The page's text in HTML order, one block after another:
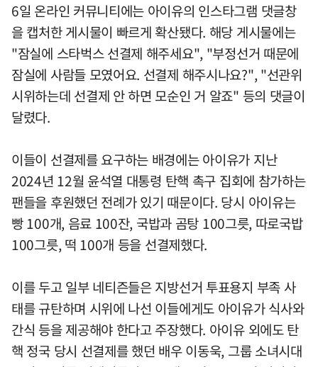
6일 온라인 커뮤니티에는 아이유의 인스타그램 댓글창
을 캡처한 게시물이 빠르게 확산됐다. 해당 게시물에는
"잠실에 스타벅스 선결제 해주세요", "부정선거 때문에
잠실에 사람들 모였어요. 선결제 해주시나요?", "선관위
시위하는데 선결제 안 하면 모순인 거 알죠" 등의 댓글이
달렸다.
이들이 선결제를 요구하는 배경에는 아이유가 지난
2024년 12월 윤석열 대통령 탄핵 촉구 집회에 참가하는
팬들을 후원했던 전례가 있기 때문이다. 당시 아이유는
빵 100개, 음료 100잔, 국밥과 곰탕 100그릇, 따로국밥
100그릇, 떡 100개 등을 선결제했다.
이를 두고 일부 네티즌들은 지방선거 투표용지 부족 사
태를 규탄하며 시위에 나선 이들에게도 아이유가 식사와
간식 등을 제공해야 한다고 주장했다. 아이유 외에도 탄
핵 정국 당시 선결제를 했던 배우 이동욱, 그룹 소녀시대